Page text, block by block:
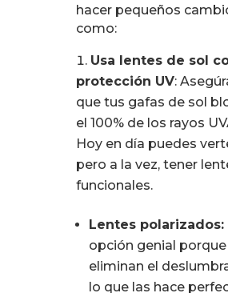
hacer pequeños
como:
Usa lentes de sol
protección UV:
que tus gafas de sol
el 100% de los rayos
Hoy en día puedes
pero a la vez, tener
funcionales.
Lentes polarizados:
opción genial porque
eliminan el
lo que las hace